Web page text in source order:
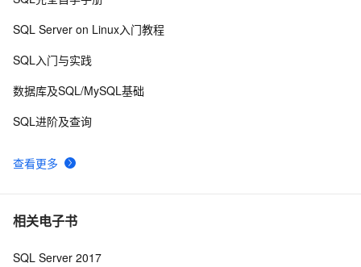
理上个月的日志实例演示
10Windows Phone 实用开发技巧（24）：上传日志
查看更多
SQL Server on Linux入门教程
SQL入门与实践
数据库及SQL/MySQL基础
SQL进阶及查询
相关电子书
SQL Server 2017